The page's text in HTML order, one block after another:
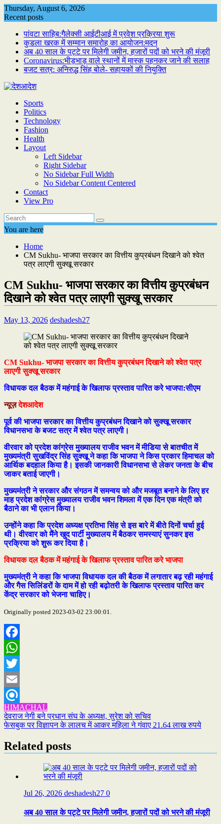
Skip
to
Thursday, August 6, 2026
Recent posts
पांवटा साहिब:गैलेक्सी आईटीआई में प्रवेश प्रक्रिया शुरू
कुडला खरक में सम्मान समारोह का आयोजन:मदन
अब 40 साल के पट्टे पर मिलेगी जमीन, हजारों पदों को भरने की मंजूरी
Coronavirus:भीड़भाड़ वाले स्थानों में मास्क पहनकर जाने की सलाह
बजट सत्र: अनिरुद्ध सिंह बोले- सहायकों की नियुक्ति
Sports
Politics
Technology
Fashion
Health
Layout
Left Sidebar
Right Sidebar
No Sidebar Full Width
No Sidebar Content Centered
Contact
View Pro
You are here
Home
CM Sukhu- भाजपा सरकार का वित्तीय कुप्रबंधन दिखाने को श्वेत
पत्र लाएगी सुक्खू सरकार
CM Sukhu- भाजपा सरकार का वित्तीय कुप्रबंधन
दिखाने को श्वेत पत्र लाएगी सुक्खू सरकार
May 13, 2026 deshadesh27
CM Sukhu- भाजपा सरकार का वित्तीय कुप्रबंधन दिखाने को श्वेत पत्र
लाएगी सुक्खू सरकार
विधायक दल बैठक में महंगाई के खिलाफ प्रस्ताव पारित करे भाजपा:सीएम
न्यूज़देशआदेश
पूर्व की भाजपा सरकार का वित्तीय कुप्रबंधन दिखाने को सुक्खू सरकार
विधानसभा के बजट सत्र में श्वेत पत्र लाएगी।
वीरवार को प्रदेश कांग्रेस मुख्यालय राजीव भवन में मीडिया से बातचीत में
मुख्यमंत्री सुखविंद्र सिंह सुक्खू ने कहा कि भाजपा ने किस प्रकार हिमाचल को
आर्थिक बदहाल किया है। इसकी जानकारी विधानसभा से लेकर जनता के बीच
जाकर बताई जाएगी।
मुख्यमंत्री ने सरकार और संगठन में समन्वय को और मजबूत बनाने के लिए हर
माह प्रदेश कांग्रेस मुख्यालय राजीव भवन शिमला में एक दिन एक मंत्री को
बैठाने का भी एलान किया।
उन्होंने कहा कि प्रदेश अध्यक्ष प्रतिभा सिंह से इस बारे में बीते दिनों चर्चा हुई
थी। वीरवार को मैंने खुद पार्टी मुख्यालय में बैठकर समस्याएं सुनकर इस
प्रक्रिया को शुरू कर दिया है।
विधायक दल बैठक में महंगाई के खिलाफ प्रस्ताव पारित करे भाजपा
मुख्यमंत्री ने कहा कि भाजपा विधायक दल की बैठक में लगातार बढ़ रही महंगाई
और गैस सिलिंडरों के दाम में हो रही बढ़ोतरी के खिलाफ प्रस्ताव पारित कर
केंद्र सरकार को भेजना चाहिए।
Originally posted 2023-03-02 23:00:01.
Facebook
WhatsApp
Twitter
Email
Refind
HIMACHAL
Post
navigation
देवराज नेगी बने प्रधान संघ के अध्यक्ष, सुरेश को सचिव
फेसबुक पर विज्ञापन के लालच में आकर महिला ने गंवाए 21.64 लाख रुपये
Related posts
Jul 26, 2026 deshadesh27 0
अब 40 साल के पट्टे पर मिलेगी जमीन, हजारों पदों को भरने की मंजूरी